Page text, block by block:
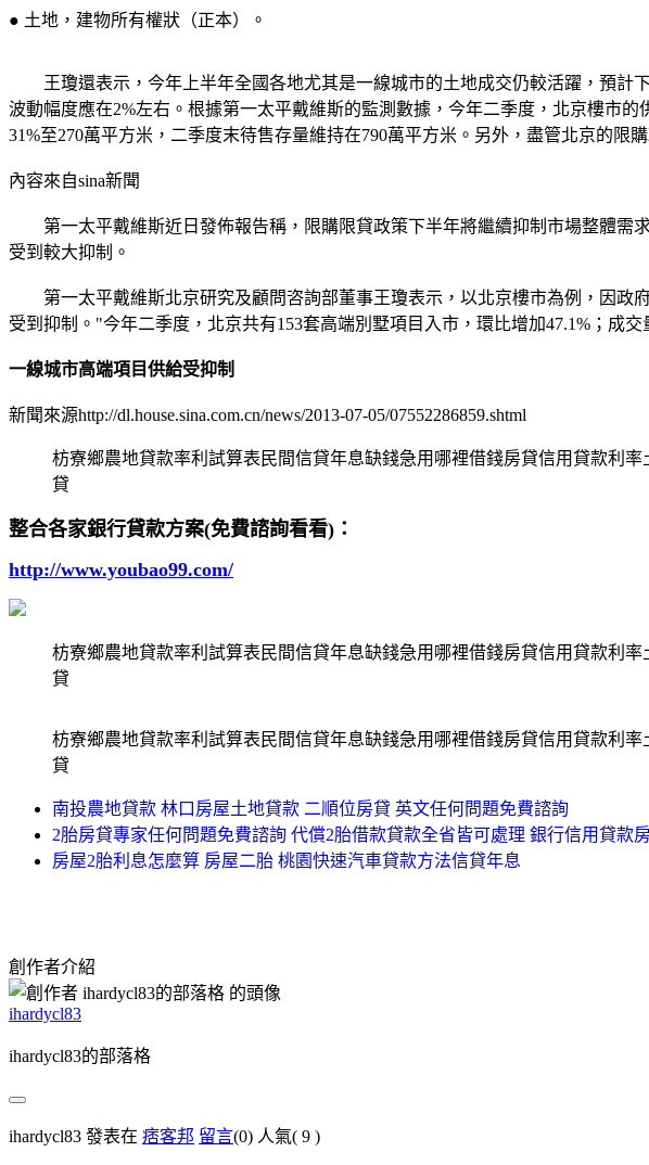
● 土地，建物所有權狀（正本）。
王瓊還表示，今年上半年全國各地尤其是一線城市的土地成交仍較活躍，預計
波動幅度應在2%左右。根據第一太平戴維斯的監測數據，今年二季度，北京樓市的
31%至270萬平方米，二季度末待售存量維持在790萬平方米。另外，盡管北京的限
內容來自sina新聞
第一太平戴維斯近日發佈報告稱，限購限貸政策下半年將繼續抑制市場整體需
受到較大抑制。
第一太平戴維斯北京研究及顧問咨詢部董事王瓊表示，以北京樓市為例，因政
受到抑制。"今年二季度，北京共有153套高端別墅項目入市，環比增加47.1%；成
一線城市高端項目供給受抑制
新聞來源http://dl.house.sina.com.cn/news/2013-07-05/07552286859.shtml
枋寮鄉農地貸款率利試算表民間信貸年息缺錢急用哪裡借錢房貸信用貸款利
貸
整合各家銀行貸款方案(免費諮詢看看)：
http://www.youbao99.com/
枋寮鄉農地貸款率利試算表民間信貸年息缺錢急用哪裡借錢房貸信用貸款利
貸
枋寮鄉農地貸款率利試算表民間信貸年息缺錢急用哪裡借錢房貸信用貸款利
貸
南投農地貸款 林口房屋土地貸款 二順位房貸 英文任何問題免費諮詢
2胎房貸專家任何問題免費諮詢 代償2胎借款貸款全省皆可處理 銀行信用貸款
房屋2胎利息怎麼算 房屋二胎 桃園快速汽車貸款方法信貸年息
創作者介紹
ihardycl83
ihardycl83的部落格
ihardycl83 發表在 痞客邦 留言(0) 人氣( 9 )